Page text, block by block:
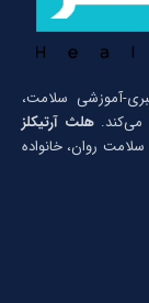
خبری-آموزشی سلامت،
می‌کند.هلث آرتیکلز
روان، خانواده